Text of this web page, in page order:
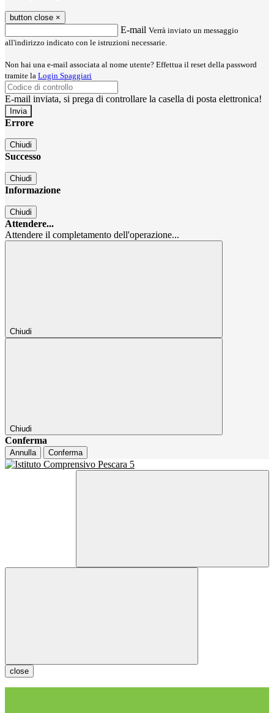
button close ×
E-mail Verrà inviato un messaggio
all'indirizzo indicato con le istruzioni necessarie.
Non hai una e-mail associata al nome utente? Effettua il reset della password
tramite la Login Spaggiari
E-mail inviata, si prega di controllare la casella di posta elettronica!
Errore
Chiudi
Successo
Chiudi
Informazione
Chiudi
Attendere...
Attendere il completamento dell'operazione...
Chiudi
Chiudi
Conferma
Annulla Conferma
close